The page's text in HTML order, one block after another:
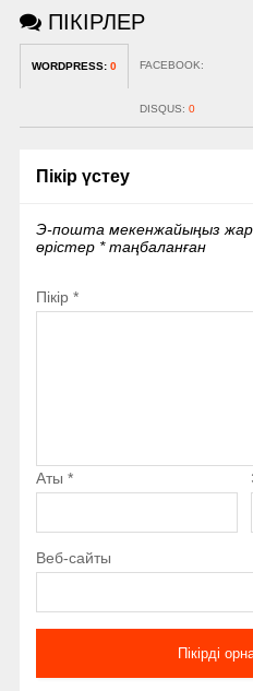
ПІКІРЛЕР
WORDPRESS: 0 FACEBOOK:
DISQUS: 0
Пікір үстеу
Э-пошта мекенжайыңыз
өрістер *таңбаланған
Пікір *
Аты *
Веб-сайты